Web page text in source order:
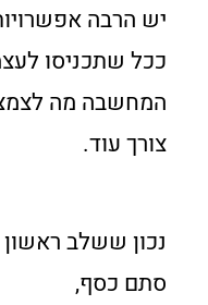
יש הרבה
ככל שתכניסו
המחשבה מה
צורך עוד.
נכון ששלב
סתם כסף,